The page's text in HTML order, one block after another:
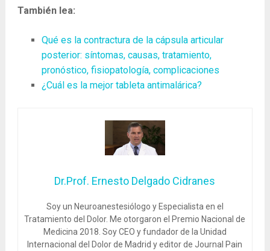
También lea:
Qué es la contractura de la cápsula articular
posterior: síntomas, causas, tratamiento,
pronóstico, fisiopatología, complicaciones
¿Cuál es la mejor tableta antimalárica?
Dr.Prof. Ernesto Delgado Cidranes
Soy un Neuroanestesiólogo y Especialista en el
Tratamiento del Dolor. Me otorgaron el Premio Nacional de
Medicina 2018. Soy CEO y fundador de la Unidad
Internacional del Dolor de Madrid y editor de Journal Pain